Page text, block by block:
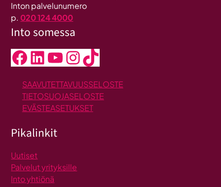
Inton palvelunumero
p. 020 124 4000
Into somessa
Facebook LinkedIn YouTube InstagramTikTok
SAAVUTETTAVUUSSELOSTE
TIETOSUOJASELOSTE
EVÄSTEASETUKSET
Pikalinkit
Uutiset
Palvelut yrityksille
Into yhtiönä